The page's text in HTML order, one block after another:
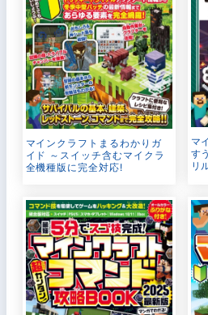
マインクラフトまるわかりガ
イド ～スイッチ含むマイクラ
全機種版に完全対応!
マ
す
リ